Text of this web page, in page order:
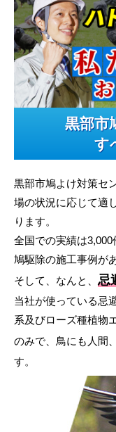
黒部市
す
黒部市鳩よけ対策セ
場の状況に応じて適
ります。
全国での実績は3,000
鳩駆除の施工事例が
そして、なんと、 忌
当社が使っている忌
系及びローズ種植物
のみで、鳥にも人間
す。